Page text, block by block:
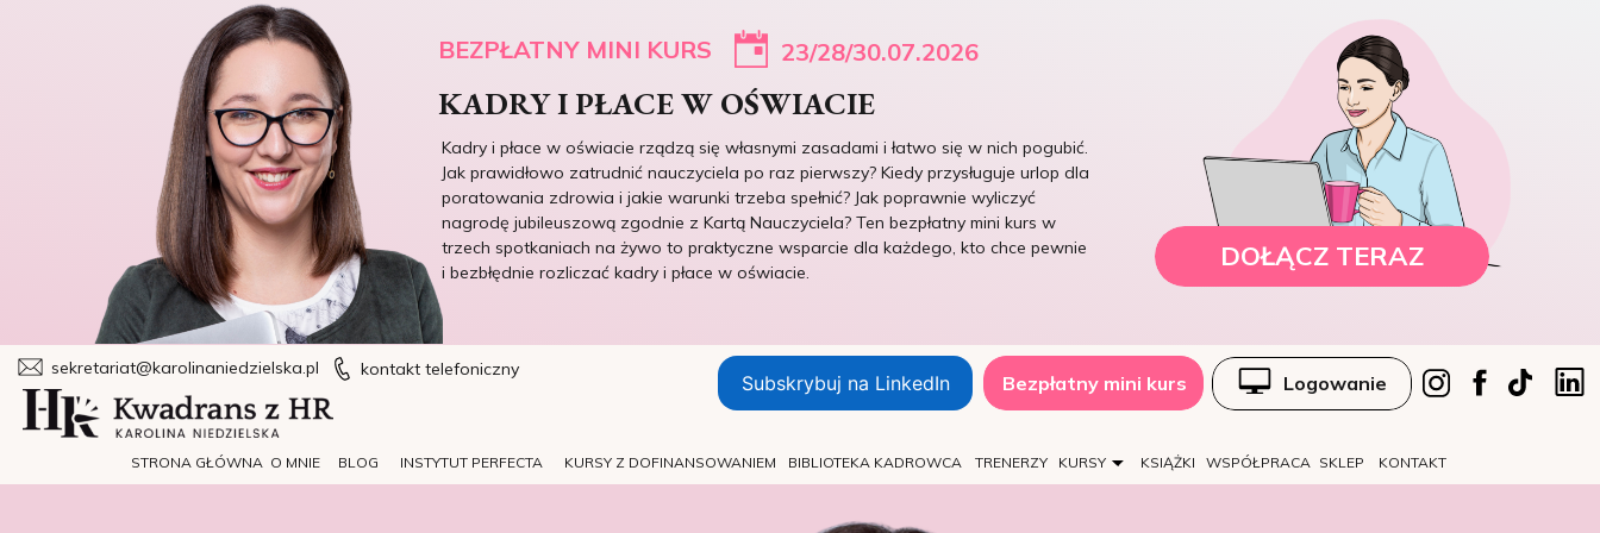
BEZPŁATNY MINI KURS
Kadry i płace w oświacie rządzą się własnymi zasadami i łatwo się w nich pogubić.
Jak prawidłowo zatrudnić nauczyciela po raz pierwszy? Kiedy przysługuje urlop dla
poratowania zdrowia i jakie warunki trzeba spełnić? Jak poprawnie wyliczyć
nagrodę jubileuszową zgodnie z Kartą Nauczyciela? Ten bezpłatny mini kurs w
trzech spotkaniach na żywo to praktyczne wsparcie dla każdego, kto chce pewnie
i bezbłędnie rozliczać kadry i płace w oświacie.
DOŁĄCZ TERAZ
KADRY I PŁACE W OŚWIACIE
23/28/30.07.2026
KURSY
O MNIE BIBLIOTEKA KADROWCA WSPÓŁPRACA KONTAKT
INSTYTUT PERFECTA KSIĄŻKI
sekretariat@karolinaniedzielska.pl kontakt telefoniczny
TRENERZY
KURSY Z DOFINANSOWANIEM
STRONA GŁÓWNA
Logowanie
BLOG SKLEP
Subskrybuj na LinkedIn Bezpłatny mini kurs